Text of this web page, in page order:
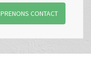
PRENONS CONTACT